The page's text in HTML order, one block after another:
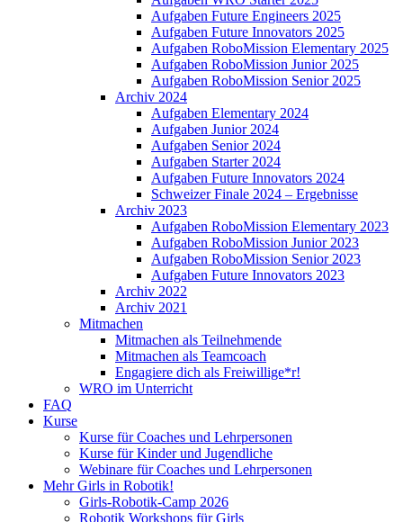
Aufgaben Future Engineers 2025
Aufgaben Future Innovators 2025
Aufgaben RoboMission Elementary 2025
Aufgaben RoboMission Junior 2025
Aufgaben RoboMission Senior 2025
Archiv 2024
Aufgaben Elementary 2024
Aufgaben Junior 2024
Aufgaben Senior 2024
Aufgaben Starter 2024
Aufgaben Future Innovators 2024
Schweizer Finale 2024 – Ergebnisse
Archiv 2023
Aufgaben RoboMission Elementary 2023
Aufgaben RoboMission Junior 2023
Aufgaben RoboMission Senior 2023
Aufgaben Future Innovators 2023
Archiv 2022
Archiv 2021
Mitmachen
Mitmachen als Teilnehmende
Mitmachen als Teamcoach
Engagiere dich als Freiwillige*r!
WRO im Unterricht
FAQ
Kurse
Kurse für Coaches und Lehrpersonen
Kurse für Kinder und Jugendliche
Webinare für Coaches und Lehrpersonen
Mehr Girls in Robotik!
Girls-Robotik-Camp 2026
Robotik Workshops für Girls